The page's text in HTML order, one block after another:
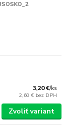
3,20 €/ks
2,60 € bez DPH
Zvoliť variant